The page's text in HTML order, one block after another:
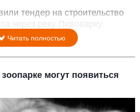
тендер на строительство
через реку Пивоварку.
Читать полностью
могут появиться